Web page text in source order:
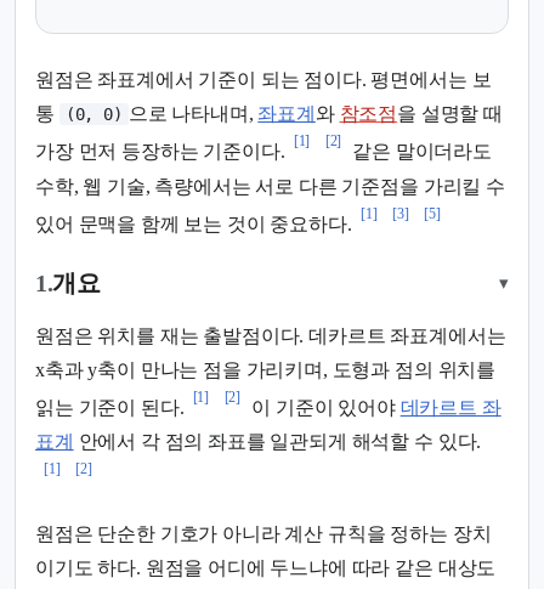
원점은 좌표계에서 기준이 되는 점이다. 평면에서는 보
통
(0, 0) 으로 나타내며, 좌표계 와 참조점을 설명할 때
가장 먼저 등장하는 기준이다.
[1] [2]
같은 말이더라도
수학, 웹 기술, 측량에서는 서로 다른 기준점을 가리킬 수
있어 문맥을 함께 보는 것이 중요하다.
[1] [3] [5]
1.개요 ▾
원점은 위치를 재는 출발점이다. 데카르트 좌표계에서는
x축과 y축이 만나는 점을 가리키며, 도형과 점의 위치를
읽는 기준이 된다.
[1] [2]
이 기준이 있어야 데카르트 좌
표계
안에서 각 점의 좌표를 일관되게 해석할 수 있다.
[1] [2]
원점은 단순한 기호가 아니라 계산 규칙을 정하는 장치
이기도 하다. 원점을 어디에 두느냐에 따라 같은 대상도